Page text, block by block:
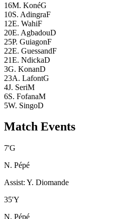
16M. KonéG
10S. AdingraF
12E. WahiF
20E. AgbadouD
25P. GuiagonF
22E. GuessandF
21E. NdickaD
3G. KonanD
23A. LafontG
4J. SeriM
6S. FofanaM
5W. SingoD
Match Events
7'G
N. Pépé
Assist: Y. Diomande
35'Y
N. Pépé